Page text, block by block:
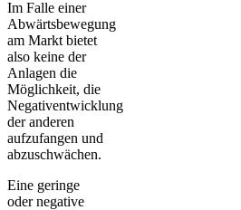
Im Falle einer
Abwärtsbewegung
am Markt bietet
also keine der
Anlagen die
Möglichkeit, die
Negativentwicklung
der anderen
aufzufangen und
abzuschwächen.
Eine geringe
oder negative